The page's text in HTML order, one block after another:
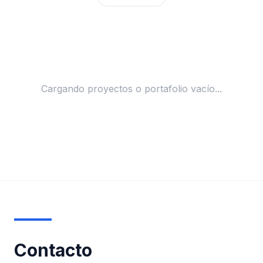
Cargando proyectos o portafolio vacío...
Contacto